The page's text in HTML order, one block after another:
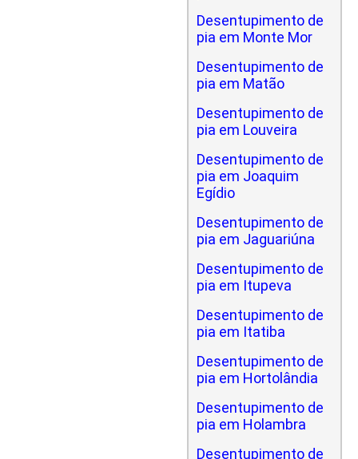
Desentupimento de
pia em Monte Mor
Desentupimento de
pia em Matão
Desentupimento de
pia em Louveira
Desentupimento de
pia em Joaquim
Egídio
Desentupimento de
pia em Jaguariúna
Desentupimento de
pia em Itupeva
Desentupimento de
pia em Itatiba
Desentupimento de
pia em Hortolândia
Desentupimento de
pia em Holambra
Desentupimento de